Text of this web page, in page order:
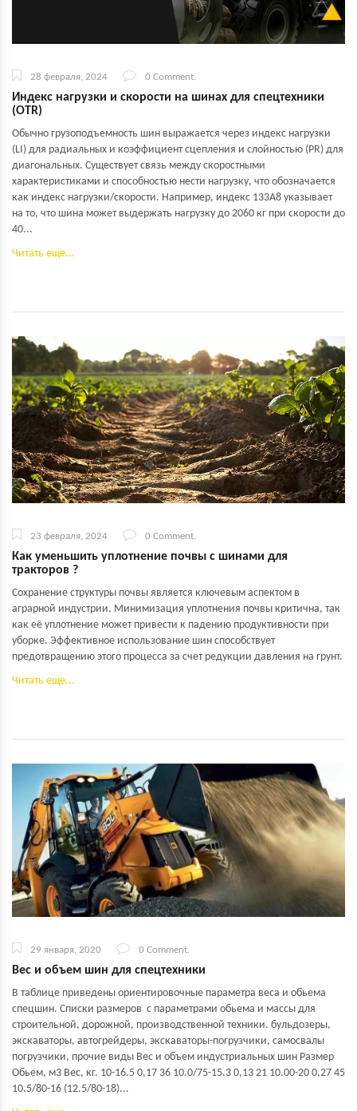
28 февраля, 2024 0 Comment.
Индекс нагрузки и скорости на шинах для спецтехники
(OTR)
Обычно грузоподъемность шин выражается через индекс нагрузки
(LI) для радиальных и коэффициент сцепления и слойностью (PR) для
диагональных. Существует связь между скоростными
характеристиками и способностью нести нагрузку, что обозначается
как индекс нагрузки/скорости. Например, индекс 133A8 указывает
на то, что шина может выдержать нагрузку до 2060 кг при скорости до
40...
Читать еще...
23 февраля, 2024 0 Comment.
Как уменьшить уплотнение почвы с шинами для
тракторов ?
Сохранение структуры почвы является ключевым аспектом в
аграрной индустрии. Минимизация уплотнения почвы критична, так
как её уплотнение может привести к падению продуктивности при
уборке. Эффективное использование шин способствует
предотвращению этого процесса за счет редукции давления на грунт.
Читать еще...
29 января, 2020 0 Comment.
Вес и объем шин для спецтехники
В таблице приведены ориентировочные параметра веса и обьема
спецшин. Списки размеров с параметрами обьема и массы для
строительной, дорожной, производственной техники. бульдозеры,
экскаваторы, автогрейдеры, экскаваторы-погрузчики, самосвалы
погрузчики, прочие виды Вес и объем индустриальных шин Размер
Обьем, м3 Вес, кг. 10-16.5 0,17 36 10.0/75-15.3 0,13 21 10.00-20 0,27 45
10.5/80-16 (12.5/80-18)...